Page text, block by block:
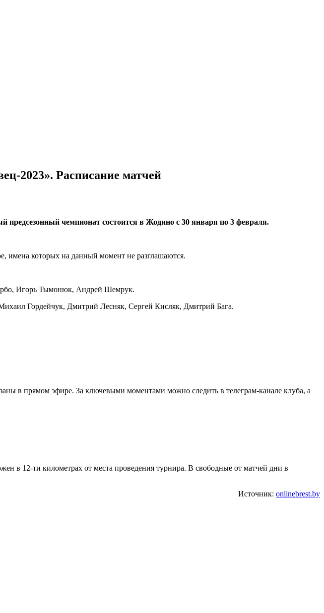
2023»‎. Расписание матчей
предсезонный чемпионат состоится в Жодино с 30 января по 3 февраля.
имена которых на данный момент не разглашаются.
Игорь Тымонюк, Андрей Шемрук.
Гордейчук, Дмитрий Лесняк, Сергей Кисляк, Дмитрий Бага.
в прямом эфире. За ключевыми моментами можно следить в телеграм-канале клуба, а
в 12-ти километрах от места проведения турнира. В свободные от матчей дни в
Источник: onlinebrest.by